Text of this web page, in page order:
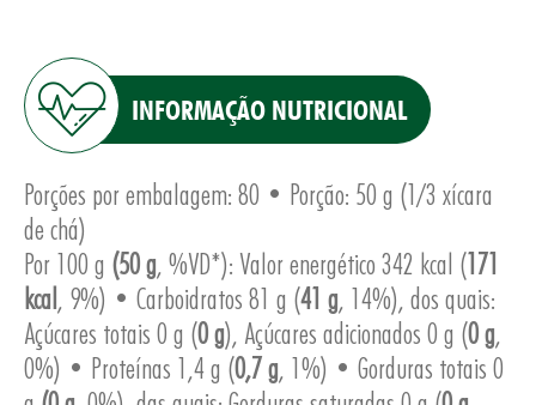
INFORMAÇÃO NUTRICIONAL
Porções por embalagem: 80 • Porção: 50 g (1/3 xícara
de chá)
Por 100 g (50 g, %VD*): Valor energético 342 kcal (171
kcal , 9%) • Carboidratos 81 g (41 g, 14%), dos quais:
Açúcares totais 0 g (0 g), Açúcares adicionados 0 g (0 g,
0%) • Proteínas 1,4 g (0,7 g, 1%) • Gorduras totais 0